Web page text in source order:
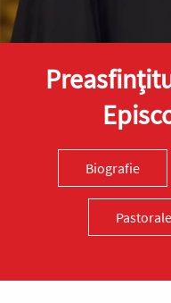
Biografie
Pastorale